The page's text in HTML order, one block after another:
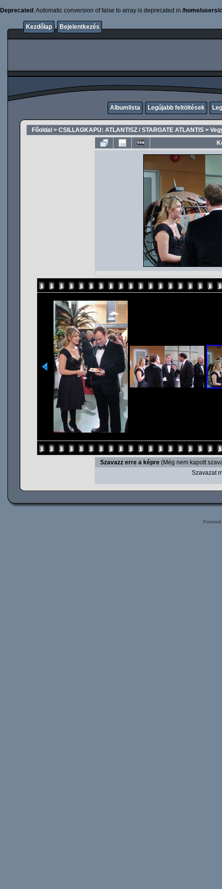
Deprecated : Automatic conversion of false to array is deprecated in /home/users/
Kezdőlap Bejelentkezés
Albumlista Legújabb feltöltések
Főoldal > CSILLAGKAPU: ATLANTISZ / STARGATE ATLANTIS >
Szavazz erre a képre (Még nem kapott
Szavazat